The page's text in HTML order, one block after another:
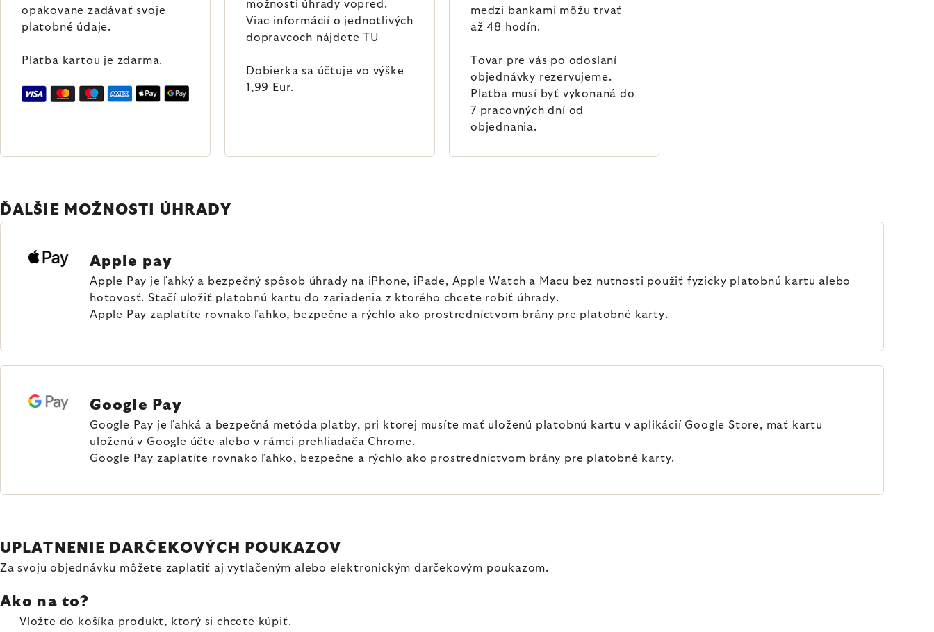
opakovane zadávať svoje
platobné údaje.
Platba kartou je zdarma.
možnosti úhrady vopred.
Viac informácií o jednotlivých
dopravcoch nájdeteTU
Dobierka sa účtuje vo výške
1,99 Eur.
medzi bankami môžu trvať
až 48 hodín.
Tovar pre vás po odoslaní
objednávky rezervujeme.
Platba musí byť vykonaná do
7 pracovných dní od
objednania.
ĎALŠIE MOŽNOSTI ÚHRADY
Apple pay
Apple Pay je ľahký a bezpečný spôsob úhrady na iPhone, iPade, Apple Watch a Macu bez nutnosti použiť fyzicky platobnú kartu alebo
hotovosť. Stačí uložiť platobnú kartu do zariadenia z ktorého chcete robiť úhrady.
Apple Pay zaplatíte rovnako ľahko, bezpečne a rýchlo ako prostredníctvom brány pre platobné karty.
Google Pay
Google Pay je ľahká a bezpečná metóda platby, pri ktorej musíte mať uloženú platobnú kartu v aplikácií Google Store, mať kartu
uloženú v Google účte alebo v rámci prehliadača Chrome.
Google Pay zaplatíte rovnako ľahko, bezpečne a rýchlo ako prostredníctvom brány pre platobné karty.
UPLATNENIE DARČEKOVÝCH POUKAZOV
Za svoju objednávku môžete zaplatiť aj vytlačeným alebo elektronickým darčekovým poukazom.
Ako na to?
Vložte do košíka produkt, ktorý si chcete kúpiť.